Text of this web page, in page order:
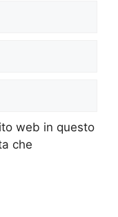
web in questo
che